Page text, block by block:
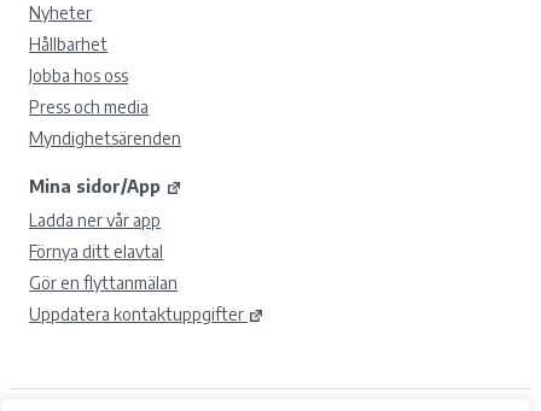
Nyheter
Hållbarhet
Jobba hos oss
Press och media
Myndighetsärenden
Mina sidor/App
Ladda ner vår app
Förnya ditt elavtal
Gör en flyttanmälan
Uppdatera kontaktuppgifter